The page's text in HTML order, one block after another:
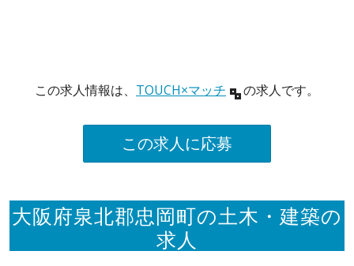
この求人情報は、 TOUCH×マッチ の求人です。
この求人に応募
大阪府泉北郡忠岡町の土木・建築の
求人